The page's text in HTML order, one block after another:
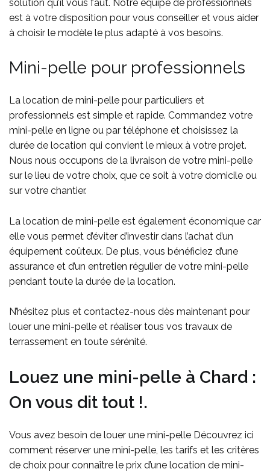
solution qu’il vous faut. Notre équipe de professionnels
est à votre disposition pour vous conseiller et vous aider
à choisir le modèle le plus adapté à vos besoins.
Mini-pelle pour professionnels
La location de mini-pelle pour particuliers et
professionnels est simple et rapide. Commandez votre
mini-pelle en ligne ou par téléphone et choisissez la
durée de location qui convient le mieux à votre projet.
Nous nous occupons de la livraison de votre mini-pelle
sur le lieu de votre choix, que ce soit à votre domicile ou
sur votre chantier.
La location de mini-pelle est également économique car
elle vous permet d’éviter d’investir dans l’achat d’un
équipement coûteux. De plus, vous bénéficiez d’une
assurance et d’un entretien régulier de votre mini-pelle
pendant toute la durée de la location.
N’hésitez plus et contactez-nous dès maintenant pour
louer une mini-pelle et réaliser tous vos travaux de
terrassement en toute sérénité.
Louez une mini-pelle à Chard :
On vous dit tout !.
Vous avez besoin de louer une mini-pelle Découvrez ici
comment réserver une mini-pelle, les tarifs et les critères
de choix pour connaître le prix d’une location de mini-